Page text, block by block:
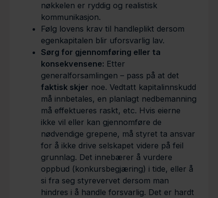
nøkkelen er ryddig og realistisk
kommunikasjon.
Følg lovens krav til handleplikt dersom
egenkapitalen blir uforsvarlig lav.
Sørg for gjennomføring eller ta
konsekvensene: Etter
generalforsamlingen – pass på at det
faktisk skjer noe. Vedtatt kapitalinnskudd
må innbetales, en planlagt nedbemanning
må effektueres raskt, etc. Hvis eierne
ikke vil eller kan gjennomføre de
nødvendige grepene, må styret ta ansvar
for å ikke drive selskapet videre på feil
grunnlag. Det innebærer å vurdere
oppbud (konkursbegjæring) i tide, eller å
si fra seg styrevervet dersom man
hindres i å handle forsvarlig. Det er hardt